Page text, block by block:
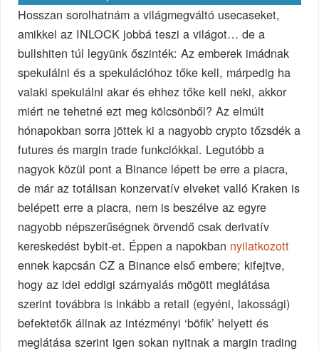
Hosszan sorolhatnám a világmegváltó usecaseket,
amikkel az INLOCK jobbá teszi a világot… de a
bullshiten túl legyünk őszinték: Az emberek imádnak
spekulálni és a spekulációhoz tőke kell, márpedig ha
valaki spekulálni akar és ehhez tőke kell neki, akkor
miért ne tehetné ezt meg kölcsönből? Az elmúlt
hónapokban sorra jöttek ki a nagyobb crypto tőzsdék a
futures és margin trade funkciókkal. Legutóbb a
nagyok közül pont a Binance lépett be erre a piacra,
de már az totálisan konzervatív elveket valló Kraken is
belépett erre a piacra, nem is beszélve az egyre
nagyobb népszerűségnek örvendő csak derivatív
kereskedést bybit-et. Éppen a napokban nyilatkozott
ennek kapcsán CZ a Binance első embere; kifejtve,
hogy az idei eddigi szárnyalás mögött meglátása
szerint továbbra is inkább a retail (egyéni, lakossági)
befektetők állnak az intézményi ‘böfik’ helyett és
meglátása szerint igen sokan nyitnak a margin trading